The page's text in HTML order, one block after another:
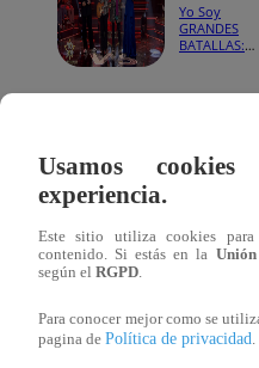
Yo Soy
GRANDES
BATALLAS:
aprietos a
empate!
la segunda temporada
“lista para pelear” por
“Respeto a todos, pero
escogiendo a Andy
Usamos
experiencia.
Este sitio utiliza cookies
contenido. Si estás en la
según el RGPD.
Para conocer mejor como se
pagina de Política de privacidad.